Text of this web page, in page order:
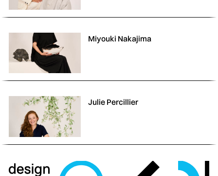
Miyouki Nakajima
Julie Percillier